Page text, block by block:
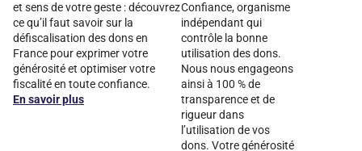
et sens de votre geste : découvrez
ce qu’il faut savoir sur la
défiscalisation des dons en
France pour exprimer votre
générosité et optimiser votre
fiscalité en toute confiance.
En savoir plus
Confiance, organisme
indépendant qui
contrôle la bonne
utilisation des dons.
Nous nous engageons
ainsi à 100 % de
transparence et de
rigueur dans
l’utilisation de vos
dons. Votre générosité